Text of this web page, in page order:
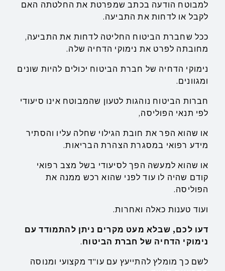
למבוטח הודעה בכתב שמפרטת את החלטתה האם
לקבל או לדחות את התביעה.
ככל שחברת הביטוח החליטה לדחות את התביעה,
מחובתה לפרט את נימוקי הדחיה שלה.
נימוקי הדחיה של חברת הביטוח יכולים להיות שונים
ומגוונים.
חברות הביטוח נוהגות לטעון שהמבוטח אינו סיעודי
לפי תנאי הפוליסה,
או שהוא הפר את חובת הגילוי שחלה עליו והסתיר
מידע רפואי במסגרת הצהרת הבריאות.
או שהוא למעשה הפך לסיעודי בשל מצב רפואי
קודם שהיה לו עוד לפני שהוא רכש ממנה את
הפוליסה.
ועוד טענות כאלה ואחרות.
דעו לכם, שבלא מעט מקרים ניתן להתמודד עם
נימוקי הדחיה של חברת הביטוח.
לשם כך מומלץ להתייעץ עם עו"ד מקצועי ומנוסה